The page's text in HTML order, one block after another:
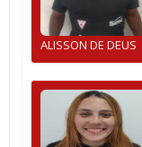
ALISSON DE DEUS